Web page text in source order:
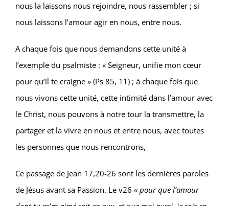
nous la laissons nous rejoindre, nous rassembler ; si
nous laissons l’amour agir en nous, entre nous.
A chaque fois que nous demandons cette unité à
l’exemple du psalmiste : « Seigneur, unifie mon cœur
pour qu’il te craigne » (Ps 85, 11) ; à chaque fois que
nous vivons cette unité, cette intimité dans l’amour avec
le Christ, nous pouvons à notre tour la transmettre, la
partager et la vivre en nous et entre nous, avec toutes
les personnes que nous rencontrons,
Ce passage de Jean 17,20-26 sont les dernières paroles
de Jésus avant sa Passion. Le v26 « pour que l’amour